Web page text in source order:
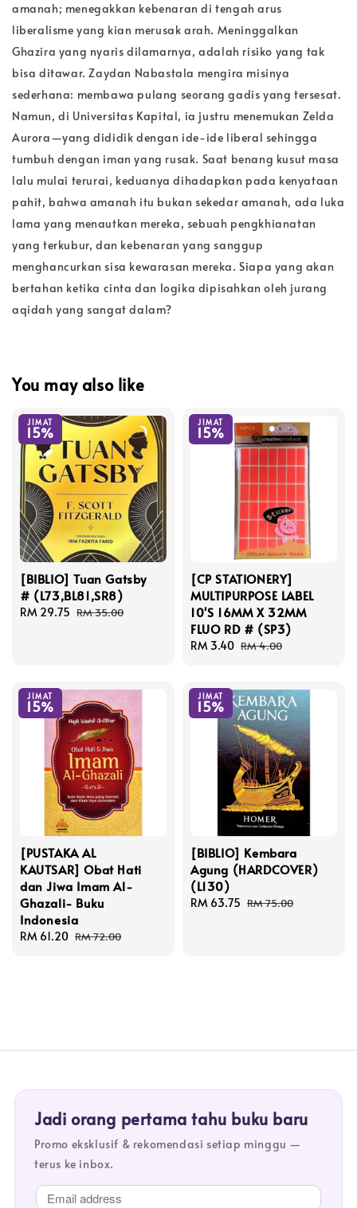
amanah; menegakkan kebenaran di tengah arus
liberalisme yang kian merusak arah. Meninggalkan
Ghazira yang nyaris dilamarnya, adalah risiko yang tak
bisa ditawar. Zaydan Nabastala mengira misinya
sederhana: membawa pulang seorang gadis yang tersesat.
Namun, di Universitas Kapital, ia justru menemukan Zelda
Aurora—yang dididik dengan ide-ide liberal sehingga
tumbuh dengan iman yang rusak. Saat benang kusut masa
lalu mulai terurai, keduanya dihadapkan pada kenyataan
pahit, bahwa amanah itu bukan sekedar amanah, ada luka
lama yang menautkan mereka, sebuah pengkhianatan
yang terkubur, dan kebenaran yang sanggup
menghancurkan sisa kewarasan mereka. Siapa yang akan
bertahan ketika cinta dan logika dipisahkan oleh jurang
aqidah yang sangat dalam?
You may also like
JIMAT
15%
[BIBLIO] Tuan Gatsby
# (L73,BL81,SR8)
Sale
RM 29.75 Regular
RM 35.00
JIMAT
15%
[CP STATIONERY]
MULTIPURPOSE LABEL
10'S 16MM X 32MM
FLUO RD # (SP3)
Sale
RM 3.40 Regular
RM 4.00
JIMAT
15%
[PUSTAKA AL
KAUTSAR] Obat Hati
dan Jiwa Imam Al-
Ghazali- Buku
Indonesia
Sale
RM 61.20 Regular
RM 72.00
JIMAT
15%
[BIBLIO] Kembara
Agung (HARDCOVER)
(L130)
Sale
RM 63.75 Regular
RM 75.00
Jadi orang pertama tahu buku baru
Promo eksklusif & rekomendasi setiap minggu —
terus ke inbox.